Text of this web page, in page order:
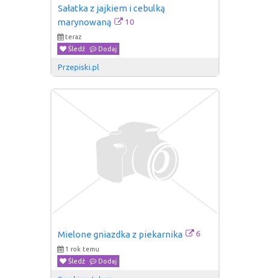
Sałatka z jajkiem i cebulką
marynowaną
10
teraz
Śledź
Dodaj
Przepiski.pl
Mielone gniazdka z piekarnika 6
1 rok temu
Śledź
Dodaj